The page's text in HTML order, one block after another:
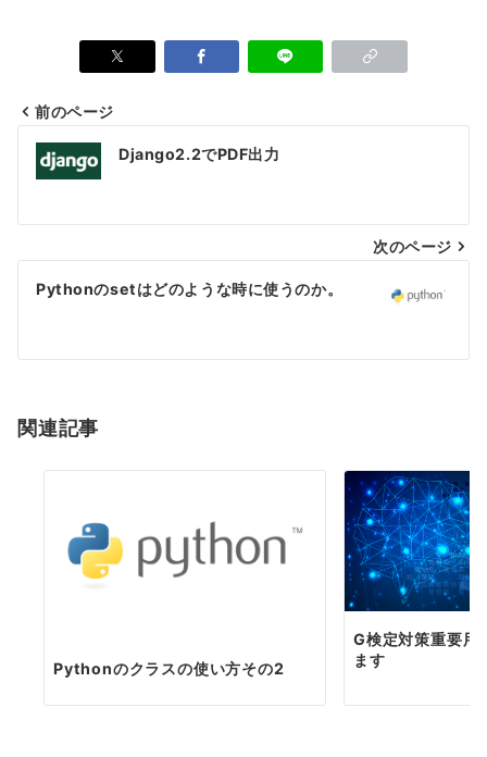
投
稿
ビ
ゲ
シ
ン
前のページ
Django2.2でPDF出力
次のページ
Pythonのsetはどのような時に使うのか。
関連記事
Pythonのクラスの使い方その2
G検定対策重要
ます